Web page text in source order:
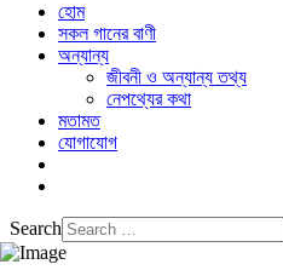
হোম
সকল গানের বাণী
অন্যান্য
জীবনী ও অন্যান্য তথ্য
নেপথ্যের কথা
মতামত
যোগাযোগ
Search